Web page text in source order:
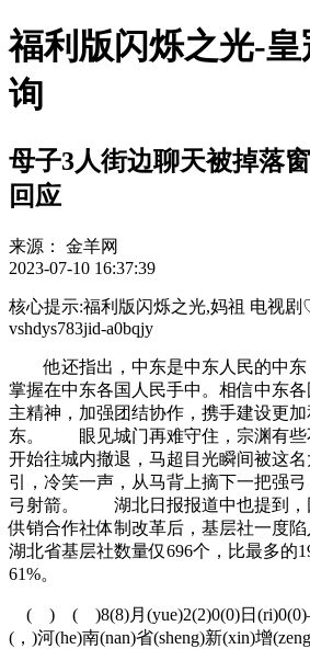
福利版闪烁之光-
询
母子3人街边聊天被掉落
回应
来源：
金羊网
2023-07-10 16:37:39
核心提示:福利版闪烁之光,妈祖 电视剧
vshdys783jid-a0bqjy
他还指出，中东是中东人民的中东
掌握在中东各国人民手中。相信中东
主精神，加强团结协作，携手建设更
东。 眼见城门再难守住，宗渊有些
开始往城内撤退，马超目光瞬间被这
引，冷笑一声，从马背上摘下一把强
弓射箭。 湖北日报报道中也提到，
供销合作社体制改革后，基层社一度陷
湖北省基层社数量仅696个，比最多的
61%。
( ) ( )8(8)月(yue)2(2)0(0)日
(，)河(he)南(nan)省(sheng)新(xin)增